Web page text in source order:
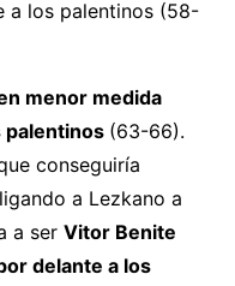
a los palentinos (58-
menor medida
palentinos (63-66).
conseguiría
a Lezkano a
a ser Vitor Benite
delante a los